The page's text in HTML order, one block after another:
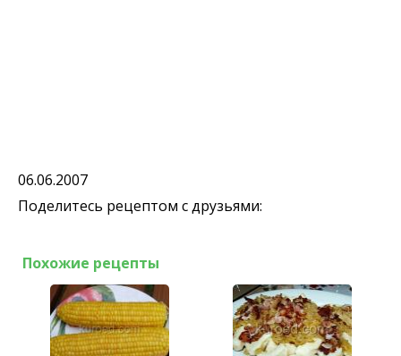
06.06.2007
Поделитесь рецептом с друзьями:
Похожие рецепты